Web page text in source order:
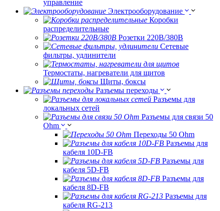
управление
Электрооборудование
Коробки
распределительные
Розетки 220В/380В
Сетевые
фильтры, удлинители
Термостаты, нагреватели для щитов
Щиты, боксы
Разъемы переходы
Разъемы для
локальных сетей
Разъемы для связи 50
Ohm
Переходы 50 Ohm
Разъемы для
кабеля 10D-FB
Разъемы для
кабеля 5D-FB
Разъемы для
кабеля 8D-FB
Разъемы для
кабеля RG-213